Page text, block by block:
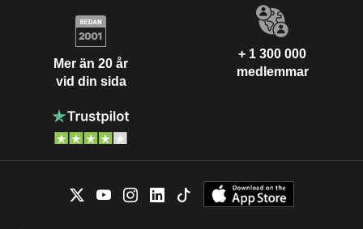
Mer än 20 år
vid din sida
+ 1 300 000
medlemmar